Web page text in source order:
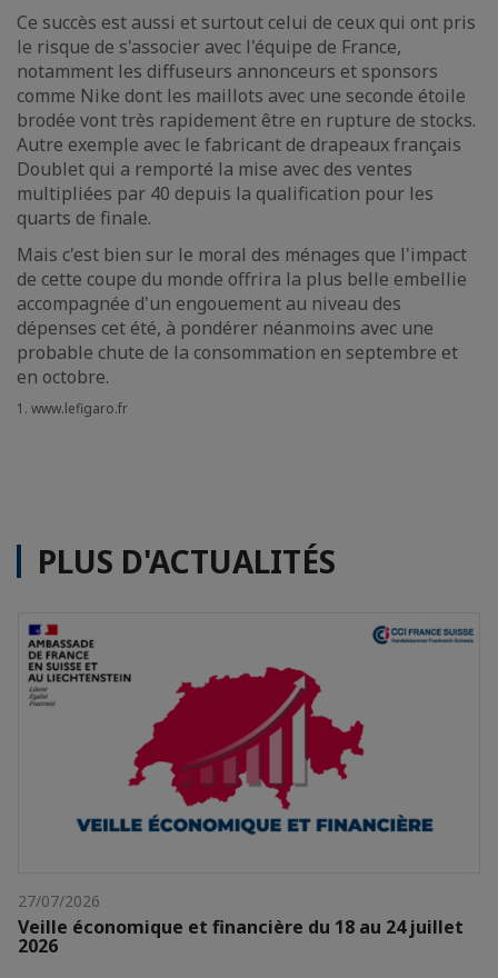
Ce succès est aussi et surtout celui de ceux qui ont pris
le risque de s'associer avec l'équipe de France,
notamment les diffuseurs annonceurs et sponsors
comme Nike dont les maillots avec une seconde étoile
brodée vont très rapidement être en rupture de stocks.
Autre exemple avec le fabricant de drapeaux français
Doublet qui a remporté la mise avec des ventes
multipliées par 40 depuis la qualification pour les
quarts de finale.
Mais c'est bien sur le moral des ménages que l'impact
de cette coupe du monde offrira la plus belle embellie
accompagnée d'un engouement au niveau des
dépenses cet été, à pondérer néanmoins avec une
probable chute de la consommation en septembre et
en octobre.
1. www.lefigaro.fr
PLUS D'ACTUALITÉS
27/07/2026
Veille économique et financière du 18 au 24 juillet
2026